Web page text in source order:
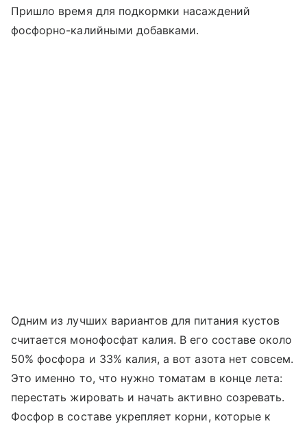
Пришло время для подкормки насаждений
фосфорно-калийными добавками.
Одним из лучших вариантов для питания кустов
считается монофосфат калия. В его составе около
50% фосфора и 33% калия, а вот азота нет совсем.
Это именно то, что нужно томатам в конце лета:
перестать жировать и начать активно созревать.
Фосфор в составе укрепляет корни, которые к